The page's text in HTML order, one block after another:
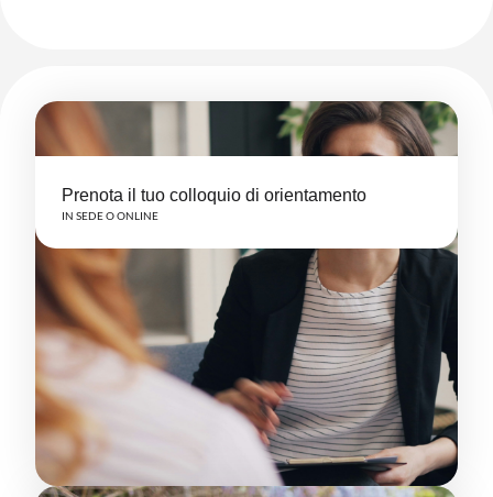
Prenota il tuo colloquio di orientamento
IN SEDE O ONLINE